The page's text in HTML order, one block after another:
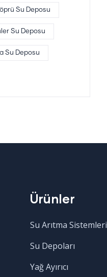
Su Deposu
Su Deposu
Su Deposu
Ürünler
Su Arıtma Sistemleri
Su Depoları
Yağ Ayırıcı